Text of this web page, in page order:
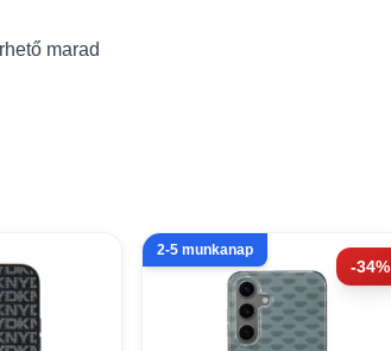
marad
-34%
2-5 munkanap